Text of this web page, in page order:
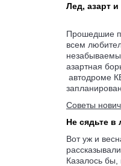
Лед, азарт и
Прошедшие
всем
азартная
автодроме
Советы
Не сядьте в
Вот уж и
Казалось бы,